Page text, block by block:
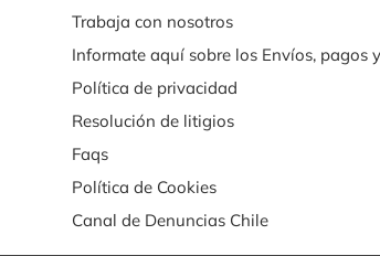
Trabaja con nosotros
Informate aquí sobre los Envíos, pagos
Política de privacidad
Resolución de litigios
Faqs
Política de Cookies
Canal de Denuncias Chile